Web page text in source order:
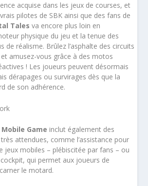
acquise dans les jeux de courses, et
pilotes de SBK ainsi que des fans de
Tales va encore plus loin en
physique du jeu et la tenue des
de réalisme. Brûlez l’asphalte des circuits
amusez-vous grâce à des motos
! Les joueurs peuvent désormais
dérapages ou survirages dès que la
de son adhérence.
Mobile Game inclut également des
attendues, comme l’assistance pour
jeux mobiles – plébiscitée par fans – ou
qui permet aux joueurs de
le motard.